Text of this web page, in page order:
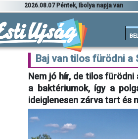
2026.08.07 Péntek, Ibolya napja van
Baj van tilos fürödni a
Nem jó hír, de tilos
a baktériumok, így a
ideiglenesen zárva tart és